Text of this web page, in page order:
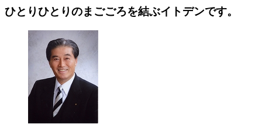
ひとりひとりのまごごろを結ぶイトデンです。